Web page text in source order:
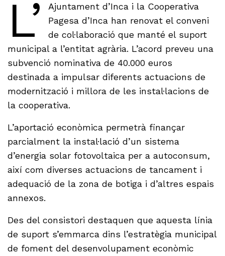
L’
Ajuntament d’Inca i la Cooperativa
Pagesa d’Inca han renovat el conveni
de col·laboració que manté el suport
municipal a l’entitat agrària. L’acord preveu una
subvenció nominativa de 40.000 euros
destinada a impulsar diferents actuacions de
modernització i millora de les instal·lacions de
la cooperativa.
L’aportació econòmica permetrà finançar
parcialment la instal·lació d’un sistema
d’energia solar fotovoltaica per a autoconsum,
així com diverses actuacions de tancament i
adequació de la zona de botiga i d’altres espais
annexos.
Des del consistori destaquen que aquesta línia
de suport s’emmarca dins l’estratègia municipal
de foment del desenvolupament econòmic